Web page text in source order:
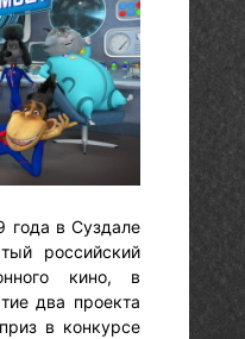
года в Суздале
российский
кино, в
два проекта
в конкурсе